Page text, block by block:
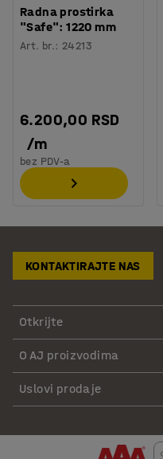
Radna prostirka
"Safe": 1220 mm
Art. br.: 24213
6.200,00 RSD
/m
bez PDV-a
KONTAKTIRAJTE NAS
Otkrijte
O AJ proizvodima
Uslovi prodaje